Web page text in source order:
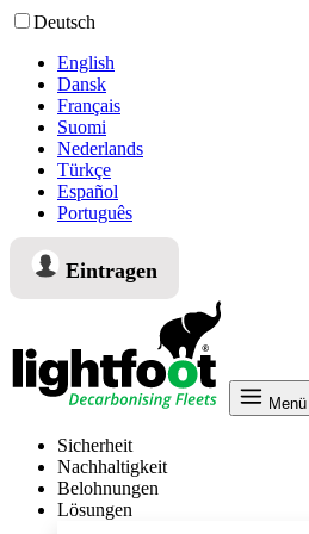
Deutsch
English
Dansk
Français
Suomi
Nederlands
Türkçe
Español
Português
Eintragen
Menü
Sicherheit
Nachhaltigkeit
Belohnungen
Lösungen